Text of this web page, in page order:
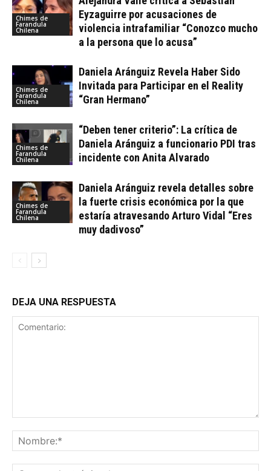
Chimes de
Farandula
Chilena
Eyzaguirre por acusaciones de
violencia intrafamiliar “Conozco mucho
a la persona que lo acusa”
Chimes de
Farandula
Chilena
Daniela Aránguiz Revela Haber Sido
Invitada para Participar en el Reality
“Gran Hermano”
Chimes de
Farandula
Chilena
“Deben tener criterio”: La crítica de
Daniela Aránguiz a funcionario PDI tras
incidente con Anita Alvarado
Chimes de
Farandula
Chilena
Daniela Aránguiz revela detalles sobre
la fuerte crisis económica por la que
estaría atravesando Arturo Vidal “Eres
muy dadivoso”
DEJA UNA RESPUESTA